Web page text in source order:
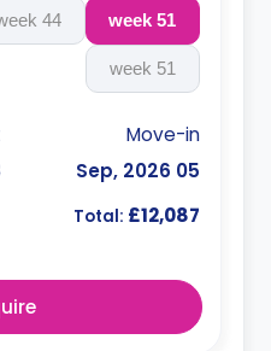
51 week
44 week
51 week
Move-in
05 Sep, 2026
Total: £12,087